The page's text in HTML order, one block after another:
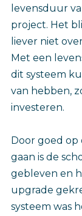
levensduur
project. Het
liever niet
Met een
dit systeem
van hebben,
investeren.
Door goed op
gaan is de
gebleven en
upgrade
systeem was